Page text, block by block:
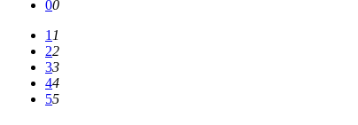
00
11
22
33
44
55